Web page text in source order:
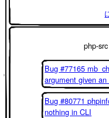
php-
Bug #77165
argument given
Bug #80771
nothing in CLI